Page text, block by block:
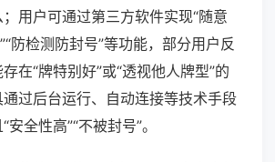
用户可通过第三方软件实现“随意
防检测防封号”等功能，部分用户反
在“牌特别好”或“透视他人牌型”的
过后台运行、自动连接等技术手段
全性高”“不被封号”。